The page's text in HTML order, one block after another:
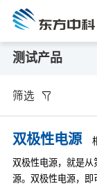
测试产品
筛选
双极性电源
双极性电源，就是
源。双极性电源，即